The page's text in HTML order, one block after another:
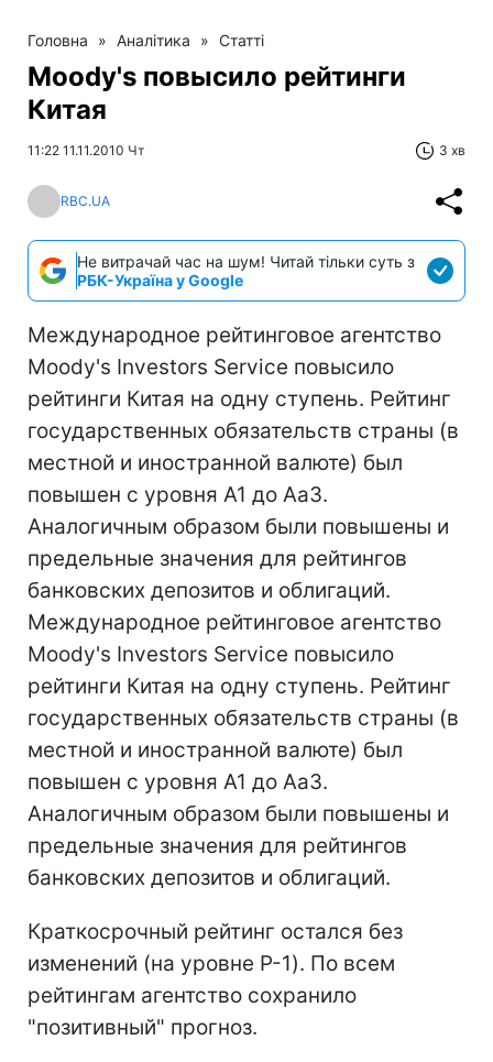
Головна » Аналітика » Статті
Moody's повысило рейтинги
Китая
11:22 11.11.2010 Чт 3 хв
RBC.UA
Не витрачай час на шум! Читай тільки суть з
РБК-Україна у Google
Международное рейтинговое агентство
Moody's Investors Service повысило
рейтинги Китая на одну ступень. Рейтинг
государственных обязательств страны (в
местной и иностранной валюте) был
повышен с уровня A1 до Aa3.
Аналогичным образом были повышены и
предельные значения для рейтингов
банковских депозитов и облигаций.
Международное рейтинговое агентство
Moody's Investors Service повысило
рейтинги Китая на одну ступень. Рейтинг
государственных обязательств страны (в
местной и иностранной валюте) был
повышен с уровня A1 до Aa3.
Аналогичным образом были повышены и
предельные значения для рейтингов
банковских депозитов и облигаций.
Краткосрочный рейтинг остался без
изменений (на уровне P-1). По всем
рейтингам агентство сохранило
"позитивный" прогноз.